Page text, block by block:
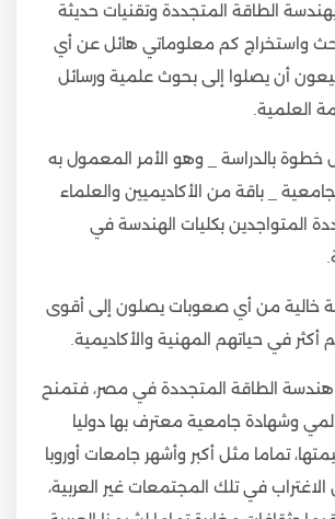
الطاقة المتجددة وتقنيات حديثة
واستخراج كم معلوماتي هائل عن أي
أن يصلوا إلى بحوث علمية ورسائل
العلمية.
بالدراسة _ وهو الأمر المعمول به
_ باقة من الأكاديميين والعلماء
المتواجدين بكليات الهندسة في
خالية من أي صعوبات يصلون إلى أقوى
أكثر في حياتهم المهنية والأكاديمية.
هندسة الطاقة المتجددة في مصر، فتمنح
وشهادة جامعية معترف بها دوليا
تماما مثل أكبر وأشهر جامعات أوروبا
الاغتراب في تلك المجتمعات غير العربية،